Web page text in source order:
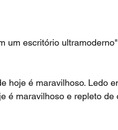
um escritório ultramoderno"
hoje é maravilhoso. Ledo
é maravilhoso e repleto de